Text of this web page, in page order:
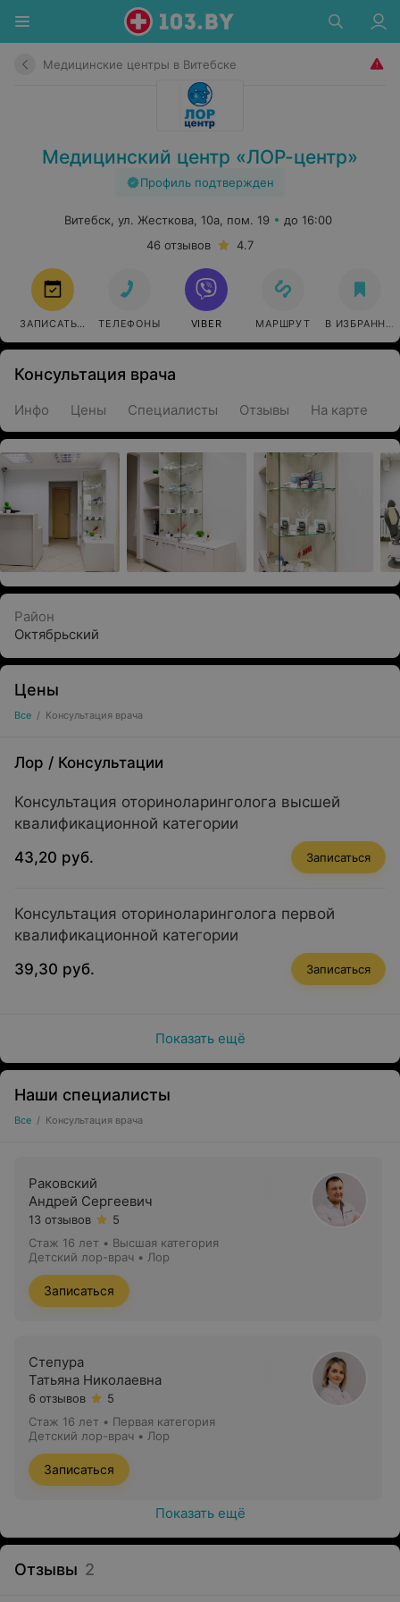
Медицинские центры в Витебске
Медицинский центр «ЛОР-центр»
Профиль подтвержден
Витебск, ул. Жесткова, 10а, пом. 19
до 16:00
46 отзывов
4.7
ЗАПИСАТЬСЯ ОНЛАЙН
ТЕЛЕФОНЫ VIBER МАРШРУТ В ИЗБРАННОЕ
Консультация врача
Инфо Цены Специалисты Отзывы На карте
Район
Октябрьский
Цены
Все / Консультация врача
Лор / Консультации
Консультация оториноларинголога высшей
квалификационной категории
43,20 руб.
Записаться
Консультация оториноларинголога первой
квалификационной категории
39,30 руб.
Записаться
Показать ещё
Наши специалисты
Все / Консультация врача
Раковский
Андрей Сергеевич
13 отзывов
5
Стаж 16 лет • Высшая категория
Детский лор-врач • Лор
Записаться
Степура
Татьяна Николаевна
6 отзывов
5
Стаж 16 лет • Первая категория
Детский лор-врач • Лор
Записаться
Показать ещё
Отзывы 2